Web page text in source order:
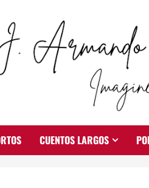
CUENTOS LARGOS